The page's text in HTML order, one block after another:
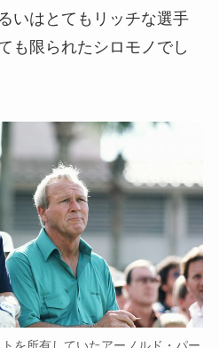
いはとてもリッチな選手
も限られたシロモノでし